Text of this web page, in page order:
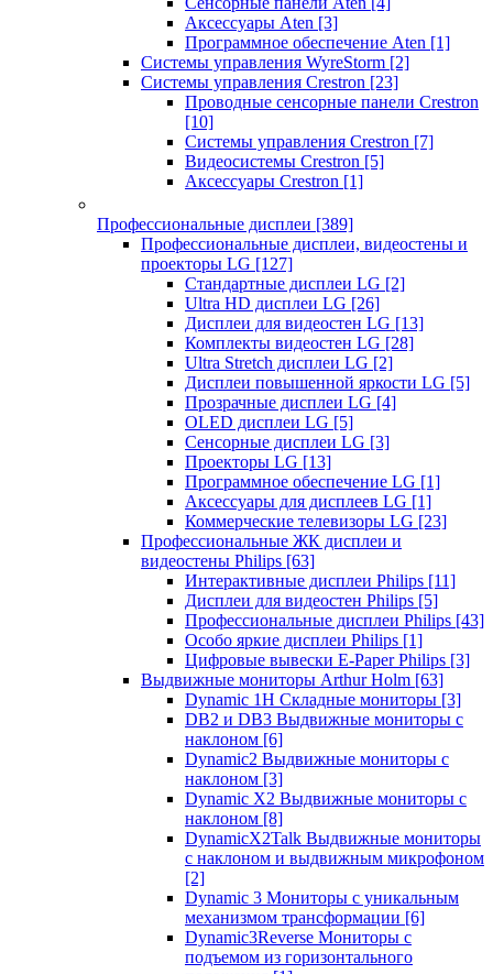
Аксессуары Aten [3]
Программное обеспечение Aten [1]
Системы управления WyreStorm [2]
Системы управления Crestron [23]
Проводные сенсорные панели Crestron
[10]
Системы управления Crestron [7]
Видеосистемы Crestron [5]
Аксессуары Crestron [1]
Профессиональные дисплеи [389]
Профессиональные дисплеи, видеостены и
проекторы LG [127]
Стандартные дисплеи LG [2]
Ultra HD дисплеи LG [26]
Дисплеи для видеостен LG [13]
Комплекты видеостен LG [28]
Ultra Stretch дисплеи LG [2]
Дисплеи повышенной яркости LG [5]
Прозрачные дисплеи LG [4]
OLED дисплеи LG [5]
Сенсорные дисплеи LG [3]
Проекторы LG [13]
Программное обеспечение LG [1]
Аксессуары для дисплеев LG [1]
Коммерческие телевизоры LG [23]
Профессиональные ЖК дисплеи и
видеостены Philips [63]
Интерактивные дисплеи Philips [11]
Дисплеи для видеостен Philips [5]
Профессиональные дисплеи Philips [43]
Особо яркие дисплеи Philips [1]
Цифровые вывески E-Paper Philips [3]
Выдвижные мониторы Arthur Holm [63]
Dynamic 1Н Складные мониторы [3]
DB2 и DB3 Выдвижные мониторы с
наклоном [6]
Dynamic2 Выдвижные мониторы с
наклоном [3]
Dynamic X2 Выдвижные мониторы с
наклоном [8]
DynamicX2Talk Выдвижные мониторы
с наклоном и выдвижным микрофоном
[2]
Dynamic 3 Мониторы с уникальным
механизмом трансформации [6]
Dynamic3Reverse Мониторы с
подъемом из горизонтального